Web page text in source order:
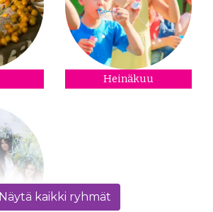
Heinäkuu
Näytä kaikki ryhmät